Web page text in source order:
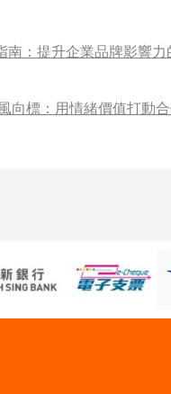
南：提升企業品牌影響
向標：用情緒價值打動